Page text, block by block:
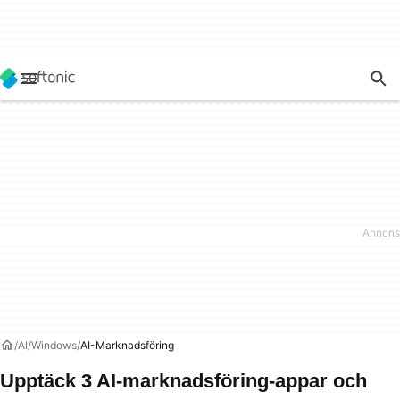
AI Windows AI-Marknadsföring
Upptäck 3 AI-marknadsföring-appar och